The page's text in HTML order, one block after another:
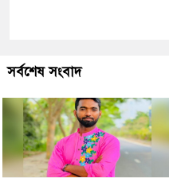
সর্বশেষ সংবাদ